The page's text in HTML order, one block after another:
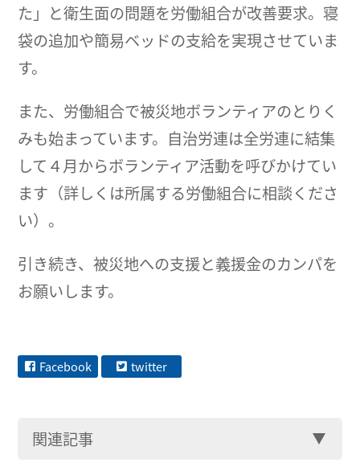
た」と衛生面の問題を労働組合が改善要求。寝
袋の追加や簡易ベッドの支給を実現させていま
す。
また、労働組合で被災地ボランティアのとりく
みも始まっています。自治労連は全労連に結集
して４月からボランティア活動を呼びかけてい
ます（詳しくは所属する労働組合に相談くださ
い）。
引き続き、被災地への支援と義援金のカンパを
お願いします。
Facebook twitter
関連記事